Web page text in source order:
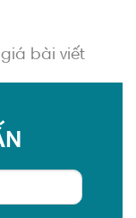
bài viết